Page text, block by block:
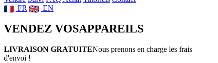
FR
EN
VENDEZ VOSAPPAREILS
LIVRAISON GRATUITENous prenons en charge les frais
d'envoi !